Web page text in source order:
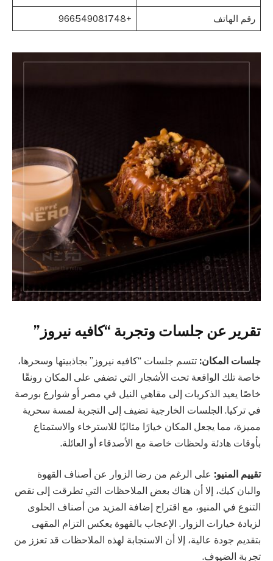
رقم الهاتف +966549081748
تقرير عن جلسات وتجربة “كافيه نيروز”
جلسات المكان: تتسم جلسات “كافيه نيروز” بجاذبيتها وسحرها،
خاصة تلك الواقعة تحت الأشجار التي تضفي على المكان رونقًا
خاصًا يعيد الذكريات إلى مقاهي النيل في مصر أو شوارع بورصة
في تركيا. الجلسات الخارجية تضيف إلى التجربة لمسة سحرية
مميزة، مما يجعل المكان خيارًا مثاليًا للاسترخاء والاستمتاع
بأوقات هادئة ولحظات خاصة مع الأصدقاء أو العائلة.
تقييم المنيو: على الرغم من رضا الزوار عن أصناف القهوة
والبان كيك، إلا أن هناك بعض الملاحظات التي تطرقت إلى نقص
التنوع في المنيو، مع اقتراح إضافة المزيد من أصناف الحلوى
لزيادة خيارات الزوار. الإعجاب بالقهوة يعكس التزام المقهى
بتقديم جودة عالية، إلا أن الاستجابة لهذه الملاحظات قد تعزز من
تجربة الضيوف.